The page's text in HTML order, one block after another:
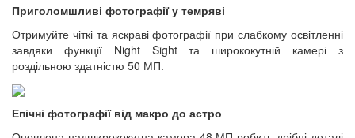
Приголомшливі фотографії у темряві
Отримуйте чіткі та яскраві фотографії при слабкому освітленні
завдяки функції Night Sight та ширококутній камері з
роздільною здатністю 50 МП.
Епічні фотографії від макро до астро